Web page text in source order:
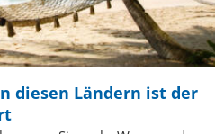
diesen Ländern ist der